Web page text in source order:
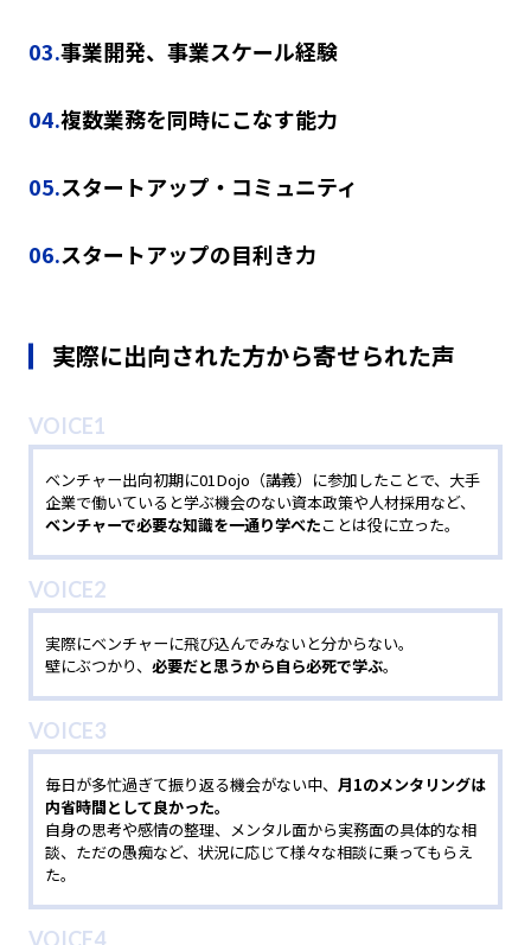
03.事業開発、事業スケール経験
04.複数業務を同時にこなす能力
05.スタートアップ・コミュニティ
06.スタートアップの目利き力
実際に出向された方から寄せられた声
VOICE1
ベンチャー出向初期に01Dojo（講義）に参加したことで、大手
企業で働いていると学ぶ機会のない資本政策や人材採用など、
ベンチャーで必要な知識を一通り学べたことは役に立った。
VOICE2
実際にベンチャーに飛び込んでみないと分からない。
壁にぶつかり、 必要だと思うから自ら必死で学ぶ。
VOICE3
毎日が多忙過ぎて振り返る機会がない中、 月1のメンタリングは
内省時間として良かった。
自身の思考や感情の整理、メンタル面から実務面の具体的な相
談、ただの愚痴など、状況に応じて様々な相談に乗ってもらえ
た。
VOICE4